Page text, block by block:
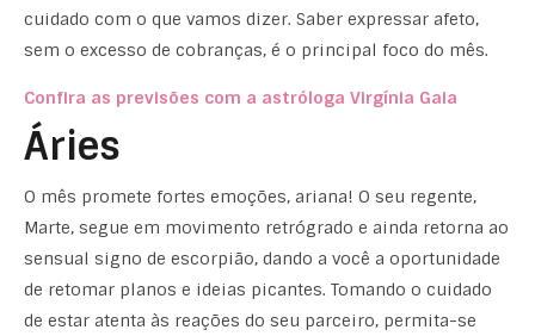
cuidado com o que vamos dizer. Saber expressar afeto,
sem o excesso de cobranças, é o principal foco do mês.
Confira as previsões com a astróloga Virgínia Gaia
Áries
O mês promete fortes emoções, ariana! O seu regente,
Marte, segue em movimento retrógrado e ainda retorna ao
sensual signo de escorpião, dando a você a oportunidade
de retomar planos e ideias picantes. Tomando o cuidado
de estar atenta às reações do seu parceiro, permita-se